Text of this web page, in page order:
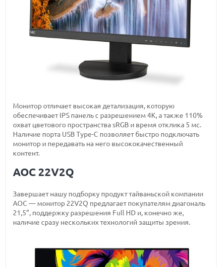
Монитор отличает высокая детализация, которую
обеспечивает IPS панель с разрешением 4K, а также 110%
охват цветового пространства sRGB и время отклика 5 мс.
Наличие порта USB Type-C позволяет быстро подключать
монитор и передавать на него высококачественный
контент.
AOC 22V2Q
Завершает нашу подборку продукт тайваньской компании
AOC — монитор 22V2Q предлагает покупателям диагональ
21,5”, поддержку разрешения Full HD и, конечно же,
наличие сразу нескольких технологий защиты зрения.